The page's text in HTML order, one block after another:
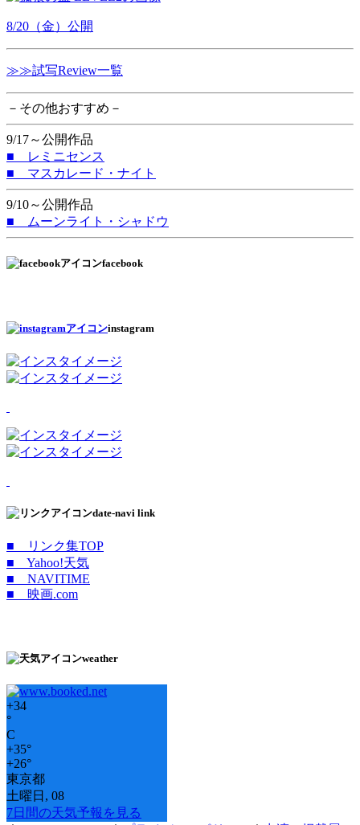
8/20（金）公開
≫≫試写Review一覧
－その他おすすめ－
9/17～公開作品
■ レミニセンス
■ マスカレード・ナイト
9/10～公開作品
■ ムーンライト・シャドウ
facebook
instagram
date-navi link
■ リンク集TOP
■ Yahoo!天気
■ NAVITIME
■ 映画.com
weather
+34
°
C
+35°
+26°
東京都
土曜日, 08
7日間の天気予報を見る